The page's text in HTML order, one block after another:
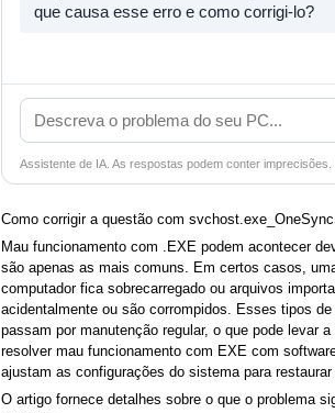
que causa esse erro e como corrigi-lo?
Assistente de IA. As respostas podem conter imprecisões.
Como corrigir a questão com
Mau funcionamento com .EXE podem acontecer
são apenas as mais comuns. Em certos casos,
computador fica sobrecarregado ou arquivos
acidentalmente ou são corrompidos. Esses tipos
passam por manutenção regular, o que pode
resolver mau funcionamento com EXE com
ajustam as configurações do sistema para
O artigo fornece detalhes sobre o que o problema